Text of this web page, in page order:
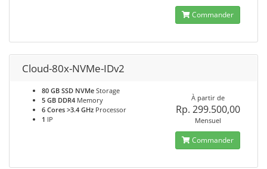
Commander
Cloud-80x-NVMe-IDv2
80 GB SSD NVMe Storage
5 GB DDR4 Memory
6 Cores >3.4 GHz Processor
1 IP
À partir de
Rp. 299.500,00
Mensuel
Commander